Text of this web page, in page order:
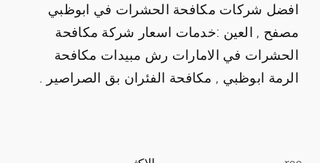
افضل شركات مكافحة الحشرات في ابوظبي
مصفح , العين :خدمات اسعار شركة مكافحة
الحشرات في الامارات رش مبيدات مكافحة
الرمة ابوظبي , مكافحة الفئران بق الصراصير .